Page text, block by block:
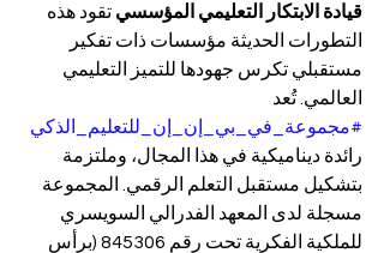
قيادة الابتكار التعليمي المؤسسي تقود هذه
التطورات الحديثة مؤسسات ذات تفكير
مستقبلي تكرس جهودها للتميز التعليمي
العالمي. تُعد
#مجموعة_في_بي_إن_إن_للتعليم_الذكي
رائدة ديناميكية في هذا المجال، وملتزمة
بتشكيل مستقبل التعلم الرقمي. المجموعة
مسجلة لدى المعهد الفدرالي السويسري
للملكية الفكرية تحت رقم 845306 (برأس